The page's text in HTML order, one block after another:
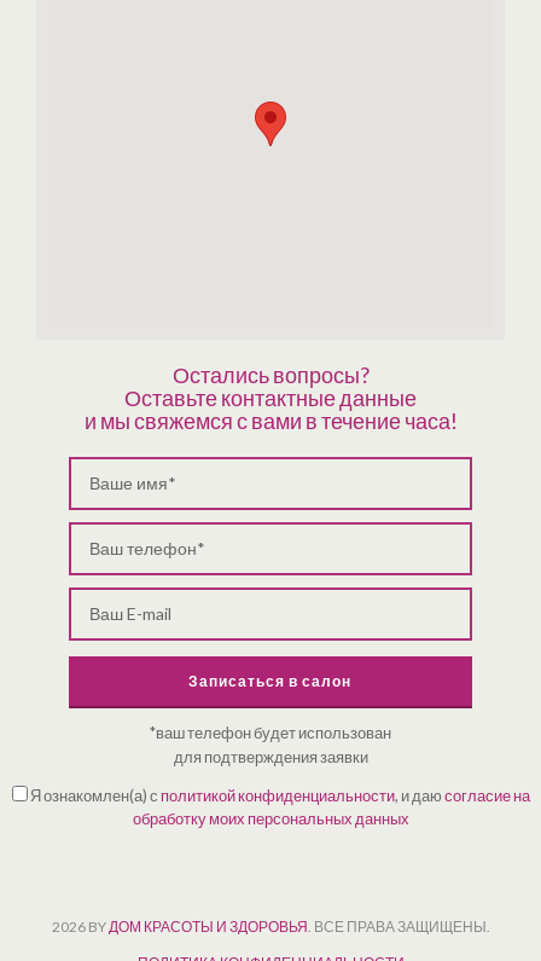
Остались вопросы?
Оставьте контактные данные
и мы свяжемся с вами в течение часа!
Записаться в салон
*ваш телефон будет использован
для подтверждения заявки
Я ознакомлен(а) с политикой конфиденциальности, и даюсогласие на
обработку моих персональных данных
2026 BY ДОМ КРАСОТЫ И ЗДОРОВЬЯ . ВСЕ ПРАВА ЗАЩИЩЕНЫ.